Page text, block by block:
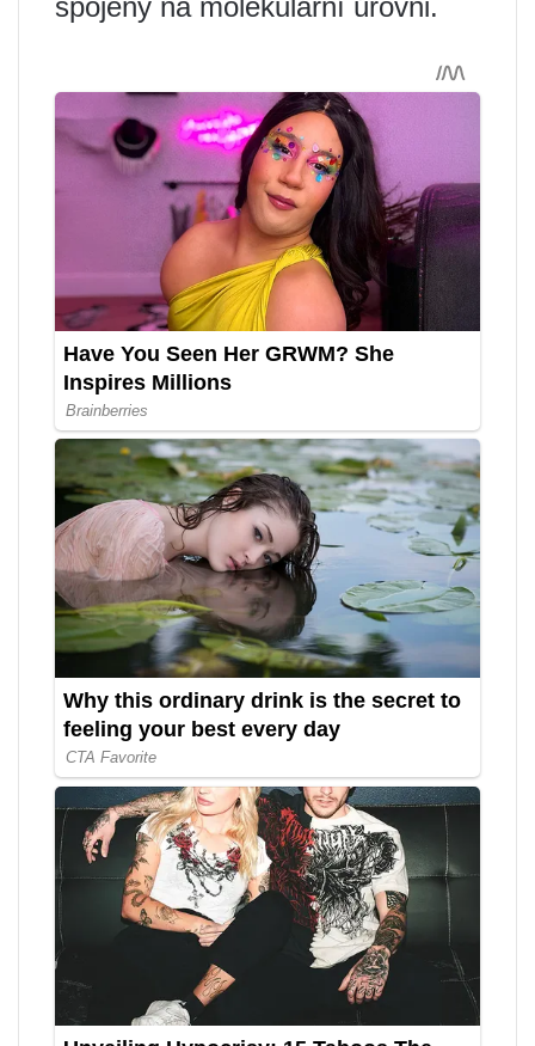
spojeny na molekulární úrovni.